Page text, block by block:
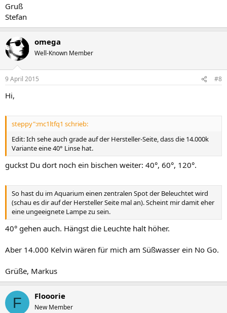
Gruß
Stefan
omega
Well-Known Member
9 April 2015 #8
Hi,
steppy":mc1ltfq1 schrieb:
Edit: Ich sehe auch grade auf der Hersteller-Seite, dass die 14.000k
Variante eine 40° Linse hat.
guckst Du dort noch ein bischen weiter: 40°, 60°, 120°.
So hast du im Aquarium einen zentralen Spot der Beleuchtet wird
(schau es dir auf der Hersteller Seite mal an). Scheint mir damit eher
eine ungeeignete Lampe zu sein.
40° gehen auch. Hängst die Leuchte halt höher.
Aber 14.000 Kelvin wären für mich am Süßwasser ein No Go.
Grüße, Markus
F Flooorie
New Member